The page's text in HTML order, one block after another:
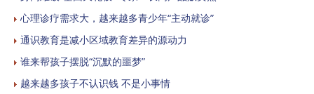
心理诊疗需求大，越来越多青少年“主动就诊”
通识教育是减小区域教育差异的源动力
谁来帮孩子摆脱“沉默的噩梦”
越来越多孩子不认识钱 不是小事情